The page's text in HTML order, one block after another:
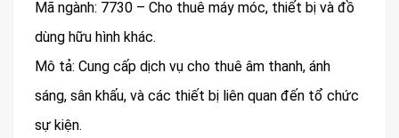
Mã ngành: 7730 – Cho thuê máy móc, thiết bị và đồ
dùng hữu hình khác.
Mô tả: Cung cấp dịch vụ cho thuê âm thanh, ánh
sáng, sân khấu, và các thiết bị liên quan đến tổ chức
sự kiện.